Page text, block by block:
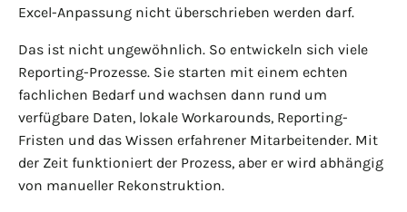
Excel-Anpassung nicht überschrieben werden darf.
Das ist nicht ungewöhnlich. So entwickeln sich viele
Reporting-Prozesse. Sie starten mit einem echten
fachlichen Bedarf und wachsen dann rund um
verfügbare Daten, lokale Workarounds, Reporting-
Fristen und das Wissen erfahrener Mitarbeitender. Mit
der Zeit funktioniert der Prozess, aber er wird abhängig
von manueller Rekonstruktion.